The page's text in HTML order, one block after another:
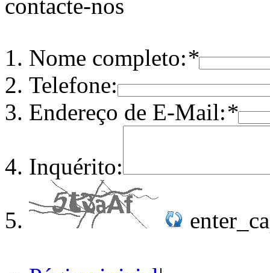
contacte-nos
Nome completo:*
Telefone:
Endereço de E-Mail:*
Inquérito: